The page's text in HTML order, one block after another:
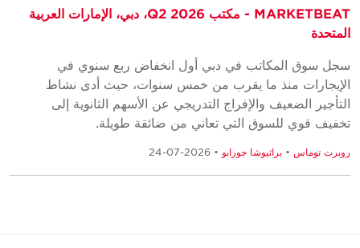
MARKETBEAT - مكتب Q2 2026، دبي، الإمارات العربية
المتحدة
سجل سوق المكاتب في دبي أول انخفاض ربع سنوي في
الإيجارات منذ ما يقرب من خمس سنوات، حيث أدى نشاط
التأجير الضعيف والإفراج التدريجي عن الأسهم الثانوية إلى
تخفيف قوي للسوق التي تعاني من ضائقة طويلة.
روبرت توماس • براثيوشا جورابو • 2026-07-24